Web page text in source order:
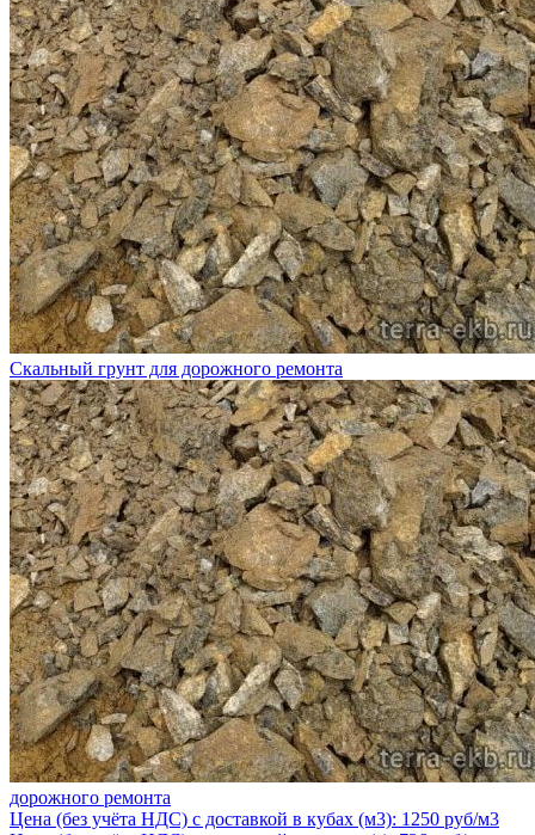
Скальный грунт для дорожного ремонта
дорожного ремонта
Цена (без учёта НДС) с доставкой в кубах (м3): 1250 руб/м3